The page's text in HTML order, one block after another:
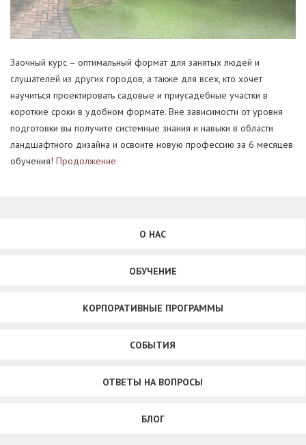
Заочный курс – оптимальный формат для занятых людей и
слушателей из других городов, а также для всех, кто хочет
научиться проектировать садовые и приусадебные участки в
короткие сроки в удобном формате. Вне зависимости от уровня
подготовки вы получите системные знания и навыки в области
ландшафтного дизайна и освоите новую профессию за 6 месяцев
обучения! Продолжение
О НАС
ОБУЧЕНИЕ
КОРПОРАТИВНЫЕ ПРОГРАММЫ
СОБЫТИЯ
ОТВЕТЫ НА ВОПРОСЫ
БЛОГ